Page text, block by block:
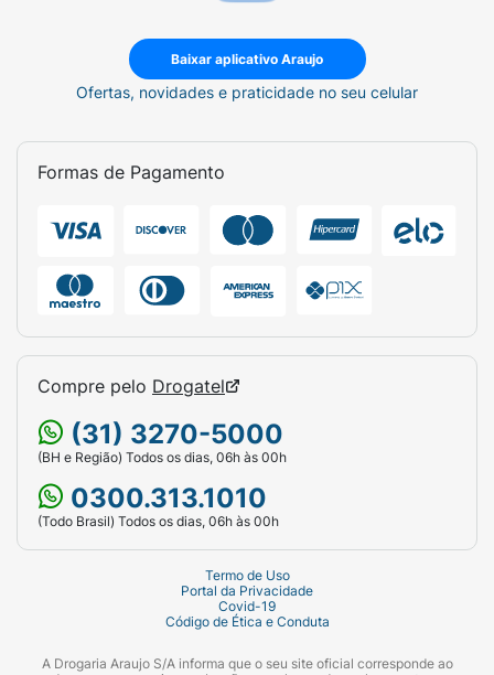
Baixar aplicativo Araujo
Ofertas, novidades e praticidade no seu celular
Formas de Pagamento
Compre pelo Drogatel
(31) 3270-5000
(BH e Região) Todos os dias, 06h às 00h
0300.313.1010
(Todo Brasil) Todos os dias, 06h às 00h
Termo de Uso
Portal da Privacidade
Covid-19
Código de Ética e Conduta
A Drogaria Araujo S/A informa que o seu site oficial corresponde ao